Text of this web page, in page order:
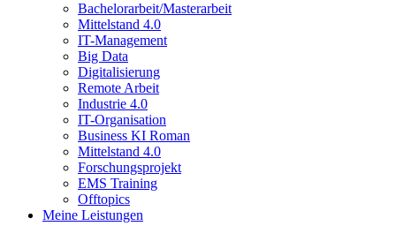
Bachelorarbeit/Masterarbeit
Mittelstand 4.0
IT-Management
Big Data
Digitalisierung
Remote Arbeit
Industrie 4.0
IT-Organisation
Business KI Roman
Mittelstand 4.0
Forschungsprojekt
EMS Training
Offtopics
Meine Leistungen